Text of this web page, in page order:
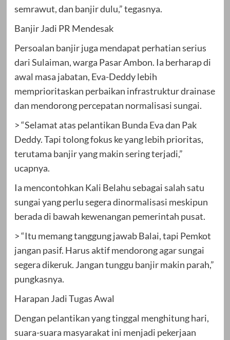
semrawut, dan banjir dulu,” tegasnya.
Banjir Jadi PR Mendesak
Persoalan banjir juga mendapat perhatian serius
dari Sulaiman, warga Pasar Ambon. Ia berharap di
awal masa jabatan, Eva-Deddy lebih
memprioritaskan perbaikan infrastruktur drainase
dan mendorong percepatan normalisasi sungai.
> “Selamat atas pelantikan Bunda Eva dan Pak
Deddy. Tapi tolong fokus ke yang lebih prioritas,
terutama banjir yang makin sering terjadi,”
ucapnya.
Ia mencontohkan Kali Belahu sebagai salah satu
sungai yang perlu segera dinormalisasi meskipun
berada di bawah kewenangan pemerintah pusat.
> “Itu memang tanggung jawab Balai, tapi Pemkot
jangan pasif. Harus aktif mendorong agar sungai
segera dikeruk. Jangan tunggu banjir makin parah,”
pungkasnya.
Harapan Jadi Tugas Awal
Dengan pelantikan yang tinggal menghitung hari,
suara-suara masyarakat ini menjadi pekerjaan